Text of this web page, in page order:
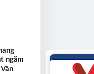
ngắm